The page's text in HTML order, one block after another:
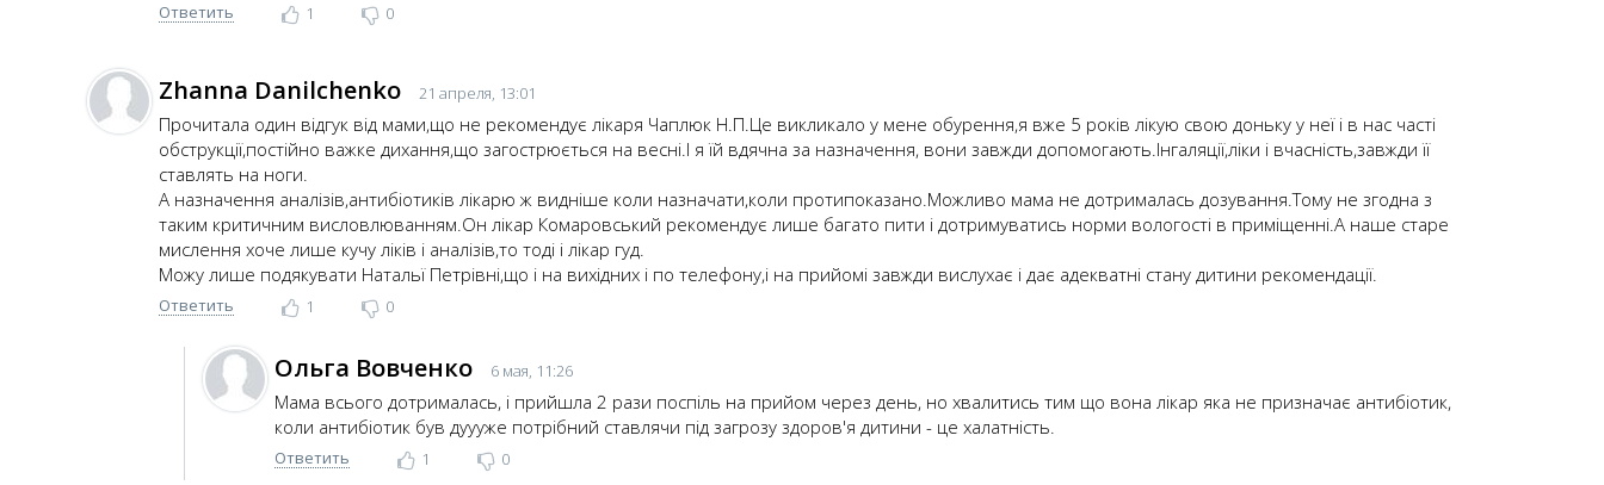
Ответить 1 0
Zhanna Danilchenko 21 апреля, 13:01
Прочитала один відгук від мами,що не рекомендує лікаря Чаплюк Н.П.Це викликало у мене обурення,я вже 5 років лікую свою доньку у неї і в нас часті
обструкції,постійно важке дихання,що загострюється на весні.І я їй вдячна за назначення, вони завжди допомогають.Інгаляції,ліки і вчасність,завжди її
ставлять на ноги.
А назначення аналізів,антибіотиків лікарю ж видніше коли назначати,коли протипоказано.Можливо мама не дотрималась дозування.Тому не згодна з
таким критичним висловлюванням.Он лікар Комаровський рекомендує лише багато пити і дотримуватись норми вологості в приміщенні.А наше старе
мислення хоче лише кучу ліків і аналізів,то тоді і лікар гуд.
Можу лише подякувати Натальї Петрівні,що і на вихідних і по телефону,і на прийомі завжди вислухає і дає адекватні стану дитини рекомендації.
Ответить 1 0
Ольга Вовченко 6 мая, 11:26
Мама всього дотрималась, і прийшла 2 рази поспіль на прийом через день, но хвалитись тим що вона лікар яка не призначає антибіотик,
коли антибіотик був дуууже потрібний ставлячи під загрозу здоров'я дитини - це халатність.
Ответить 1 0